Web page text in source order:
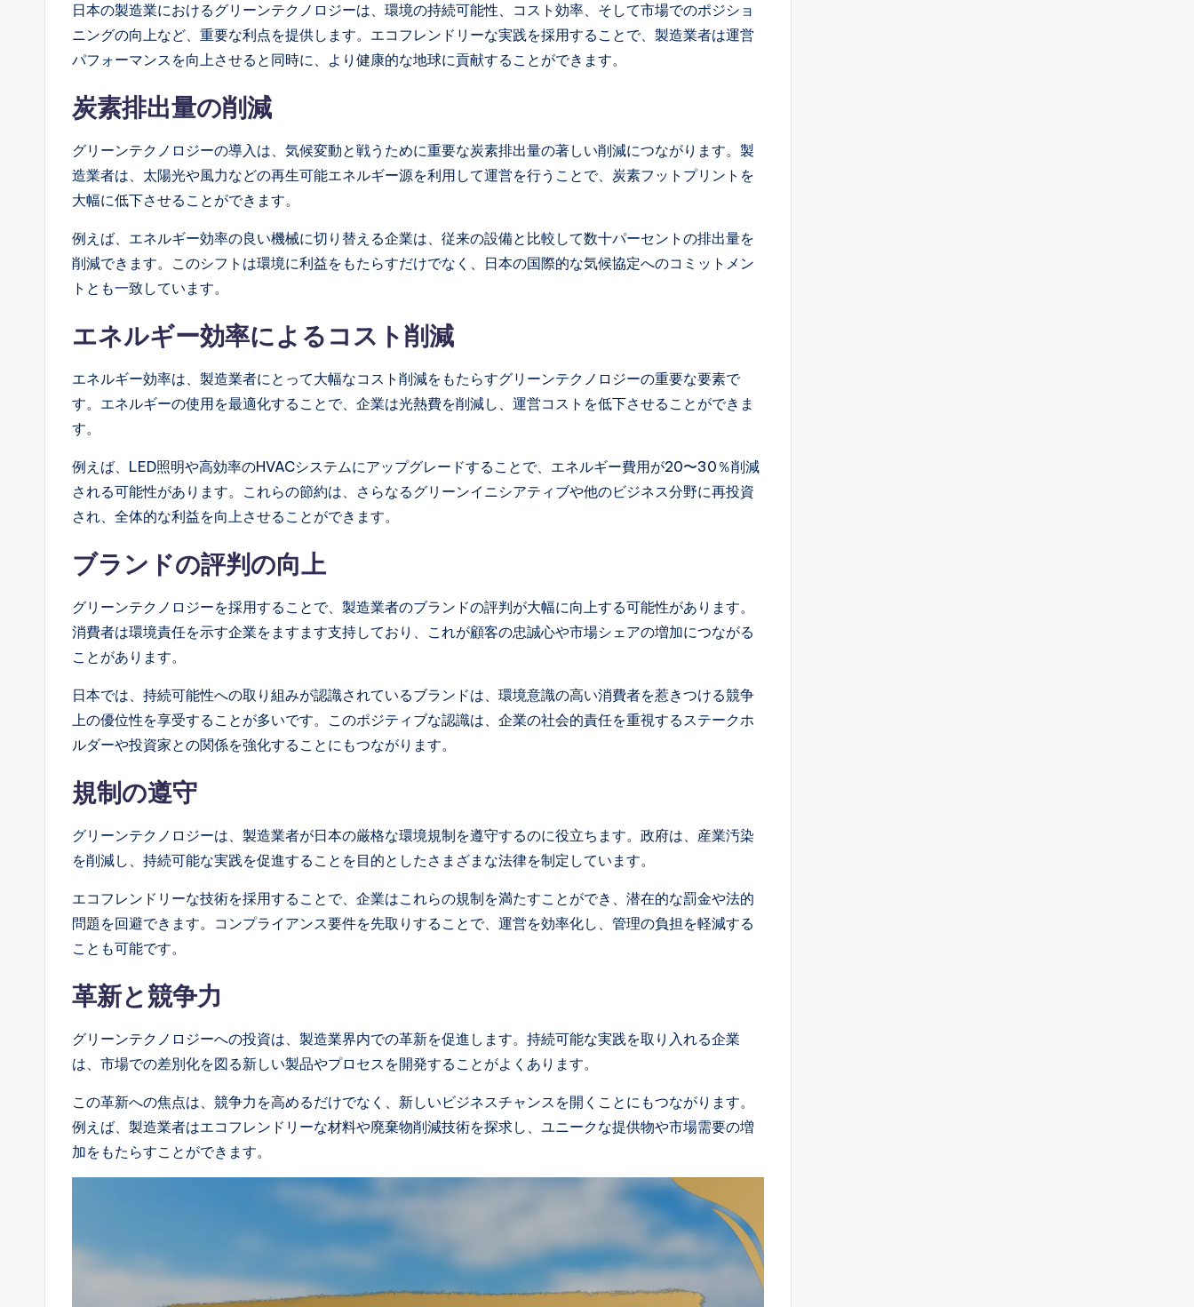
日本の製造業におけるグリーンテクノロジーは、環境の持続可能性、コスト効率、そして市場でのポジショ
ニングの向上など、重要な利点を提供します。エコフレンドリーな実践を採用することで、製造業者は運営
パフォーマンスを向上させると同時に、より健康的な地球に貢献することができます。
炭素排出量の削減
グリーンテクノロジーの導入は、気候変動と戦うために重要な炭素排出量の著しい削減につながります。製
造業者は、太陽光や風力などの再生可能エネルギー源を利用して運営を行うことで、炭素フットプリントを
大幅に低下させることができます。
例えば、エネルギー効率の良い機械に切り替える企業は、従来の設備と比較して数十パーセントの排出量を
削減できます。このシフトは環境に利益をもたらすだけでなく、日本の国際的な気候協定へのコミットメン
トとも一致しています。
エネルギー効率によるコスト削減
エネルギー効率は、製造業者にとって大幅なコスト削減をもたらすグリーンテクノロジーの重要な要素で
す。エネルギーの使用を最適化することで、企業は光熱費を削減し、運営コストを低下させることができま
す。
例えば、LED照明や高効率のHVACシステムにアップグレードすることで、エネルギー費用が20〜30％削減
される可能性があります。これらの節約は、さらなるグリーンイニシアティブや他のビジネス分野に再投資
され、全体的な利益を向上させることができます。
ブランドの評判の向上
グリーンテクノロジーを採用することで、製造業者のブランドの評判が大幅に向上する可能性があります。
消費者は環境責任を示す企業をますます支持しており、これが顧客の忠誠心や市場シェアの増加につながる
ことがあります。
日本では、持続可能性への取り組みが認識されているブランドは、環境意識の高い消費者を惹きつける競争
上の優位性を享受することが多いです。このポジティブな認識は、企業の社会的責任を重視するステークホ
ルダーや投資家との関係を強化することにもつながります。
規制の遵守
グリーンテクノロジーは、製造業者が日本の厳格な環境規制を遵守するのに役立ちます。政府は、産業汚染
を削減し、持続可能な実践を促進することを目的としたさまざまな法律を制定しています。
エコフレンドリーな技術を採用することで、企業はこれらの規制を満たすことができ、潜在的な罰金や法的
問題を回避できます。コンプライアンス要件を先取りすることで、運営を効率化し、管理の負担を軽減する
ことも可能です。
革新と競争力
グリーンテクノロジーへの投資は、製造業界内での革新を促進します。持続可能な実践を取り入れる企業
は、市場での差別化を図る新しい製品やプロセスを開発することがよくあります。
この革新への焦点は、競争力を高めるだけでなく、新しいビジネスチャンスを開くことにもつながります。
例えば、製造業者はエコフレンドリーな材料や廃棄物削減技術を探求し、ユニークな提供物や市場需要の増
加をもたらすことができます。